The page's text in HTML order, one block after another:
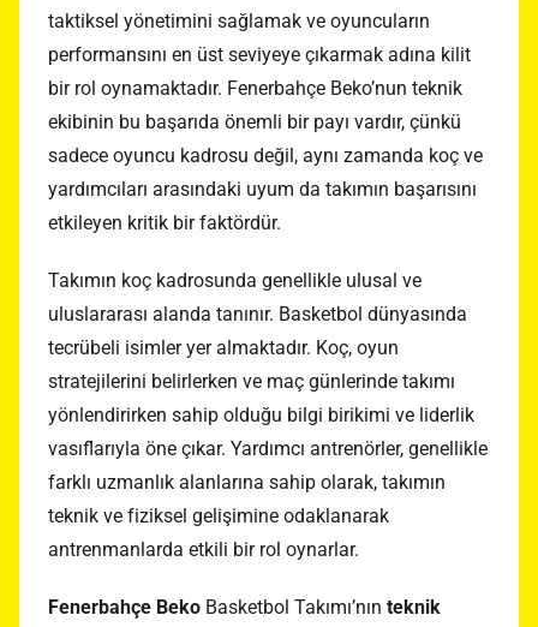
taktiksel yönetimini sağlamak ve oyuncuların
performansını en üst seviyeye çıkarmak adına kilit
bir rol oynamaktadır. Fenerbahçe Beko’nun teknik
ekibinin bu başarıda önemli bir payı vardır, çünkü
sadece oyuncu kadrosu değil, aynı zamanda koç ve
yardımcıları arasındaki uyum da takımın başarısını
etkileyen kritik bir faktördür.
Takımın koç kadrosunda genellikle ulusal ve
uluslararası alanda tanınır. Basketbol dünyasında
tecrübeli isimler yer almaktadır. Koç, oyun
stratejilerini belirlerken ve maç günlerinde takımı
yönlendirirken sahip olduğu bilgi birikimi ve liderlik
vasıflarıyla öne çıkar. Yardımcı antrenörler, genellikle
farklı uzmanlık alanlarına sahip olarak, takımın
teknik ve fiziksel gelişimine odaklanarak
antrenmanlarda etkili bir rol oynarlar.
Fenerbahçe Beko Basketbol Takımı’nın teknik